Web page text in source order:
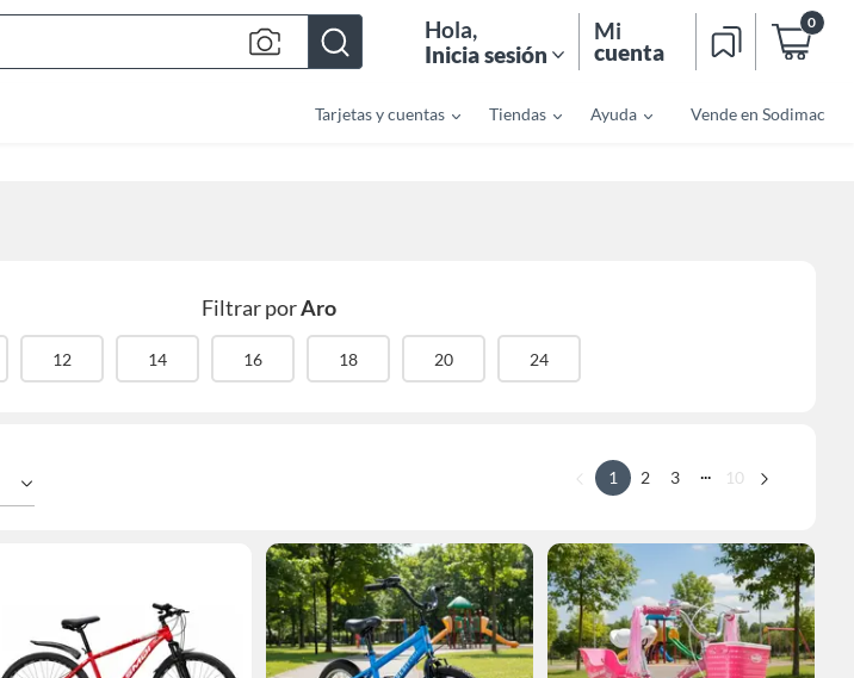
Bar
Hola,
Inicia sesión
Mi
cuenta
0
Tarjetas y cuentas Tiendas Ayuda Vende en Sodimac
Filtrar porAro
12 14 16 18 20 24
1 2 3 ... 10